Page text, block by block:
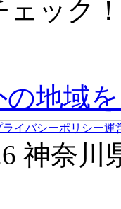
ェック
地域
ライバシーポリシー運
神奈